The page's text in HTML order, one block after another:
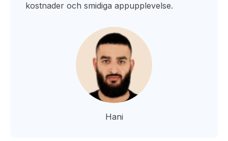
kostnader och smidiga appupplevelse.
Hani